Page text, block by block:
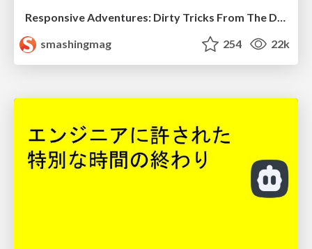
Responsive Adventures: Dirty Tricks From The Dark Corners of Front-End
smashingmag
254 22k